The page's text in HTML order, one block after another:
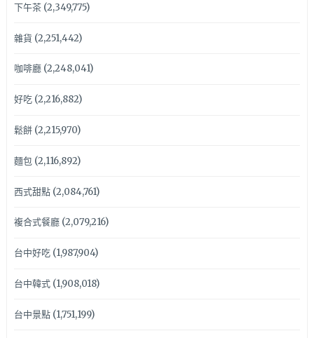
下午茶(2,349,775)
雜貨 (2,251,442)
咖啡廳(2,248,041)
好吃(2,216,882)
鬆餅(2,215,970)
麵包(2,116,892)
西式甜點(2,084,761)
複合式餐廳(2,079,216)
台中好吃(1,987,904)
台中韓式(1,908,018)
台中景點(1,751,199)